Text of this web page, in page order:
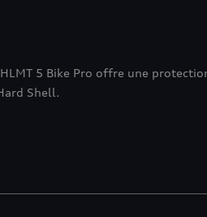
HLMT 5 Bike Pro offre une
Shell.